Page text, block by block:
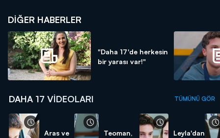
DIĞER HABERLER
"Daha 17'de herkesin
bir yarası var!"
DAHA 17 VIDEOLARI TÜMÜNÜ GÖR
Aras ve
Teoman,
Leyla'dan